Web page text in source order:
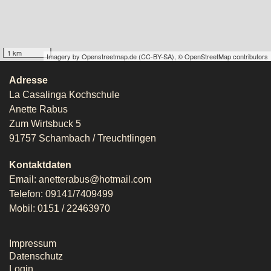
1 km Imagery by Openstreetmap.de (CC-BY-SA), © OpenStreetMap contributors
Adresse
La Casalinga Kochschule
Anette Rabus
Zum Wirtsbuck 5
91757 Schambach / Treuchtlingen
Kontaktdaten
Email: anetterabus@hotmail.com
Telefon: 09141/7409499
Mobil: 0151 / 22463970
Impressum
Datenschutz